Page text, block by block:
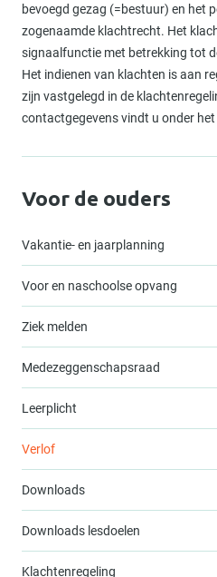
bevoegd gezag (=bestuur) en het
zogenaamde klachtrecht. Het
signaalfunctie met betrekking tot
Het indienen van klachten is aan
zijn vastgelegd in de
contactgegevens vindt u onder
Voor de ouders
Vakantie- en jaarplanning
Voor en naschoolse opvang
Ziek melden
Medezeggenschapsraad
Leerplicht
Verlof
Downloads
Downloads lesdoelen
Klachtenregeling